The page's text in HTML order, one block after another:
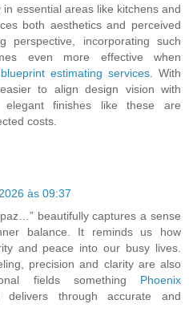
essential areas like kitchens and
both aesthetics and perceived
perspective, incorporating such
even more effective when
blueprint estimating services . With
to align design vision with
elegant finishes like these are
costs.
às 09:37
beautifully captures a sense
balance. It reminds us how
and peace into our busy lives.
precision and clarity are also
fields something Phoenix
delivers through accurate and